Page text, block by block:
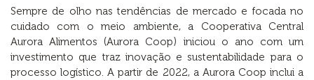
Sempre de olho nas tendências de mercado e focada no
cuidado com o meio ambiente, a Cooperativa Central
Aurora Alimentos (Aurora Coop) iniciou o ano com um
investimento que traz inovação e sustentabilidade para o
processo logístico. A partir de 2022, a Aurora Coop inclui a